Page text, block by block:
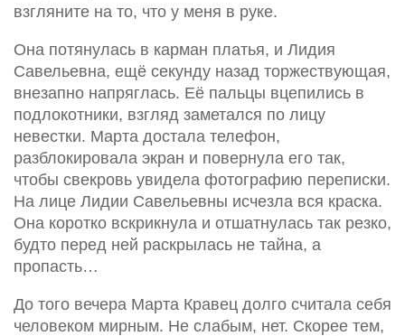
взгляните на то, что у меня в руке.
Она потянулась в карман платья, и Лидия
Савельевна, ещё секунду назад торжествующая,
внезапно напряглась. Её пальцы вцепились в
подлокотники, взгляд заметался по лицу
невестки. Марта достала телефон,
разблокировала экран и повернула его так,
чтобы свекровь увидела фотографию переписки.
На лице Лидии Савельевны исчезла вся краска.
Она коротко вскрикнула и отшатнулась так резко,
будто перед ней раскрылась не тайна, а
пропасть…
До того вечера Марта Кравец долго считала себя
человеком мирным. Не слабым, нет. Скорее тем,